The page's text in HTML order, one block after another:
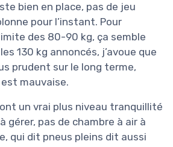
bien en place, pas de jeu
pour l’instant. Pour
des 80-90 kg, ça semble
130 kg annoncés, j’avoue que
prudent sur le long terme,
mauvaise.
un vrai plus niveau tranquillité
gérer, pas de chambre à air à
qui dit pneus pleins dit aussi